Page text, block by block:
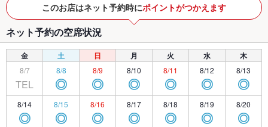
このお店はネット予約時にポイントがつかえます
ネット予約の空席状況
金 土 日 月 火 水 木
8/7
TEL
8/8
◎
8/9
◎
8/10
◎
8/11
◎
8/12
◎
8/13
◎
8/14
◎
8/15
◎
8/16
◎
8/17
◎
8/18
◎
8/19
◎
8/20
◎